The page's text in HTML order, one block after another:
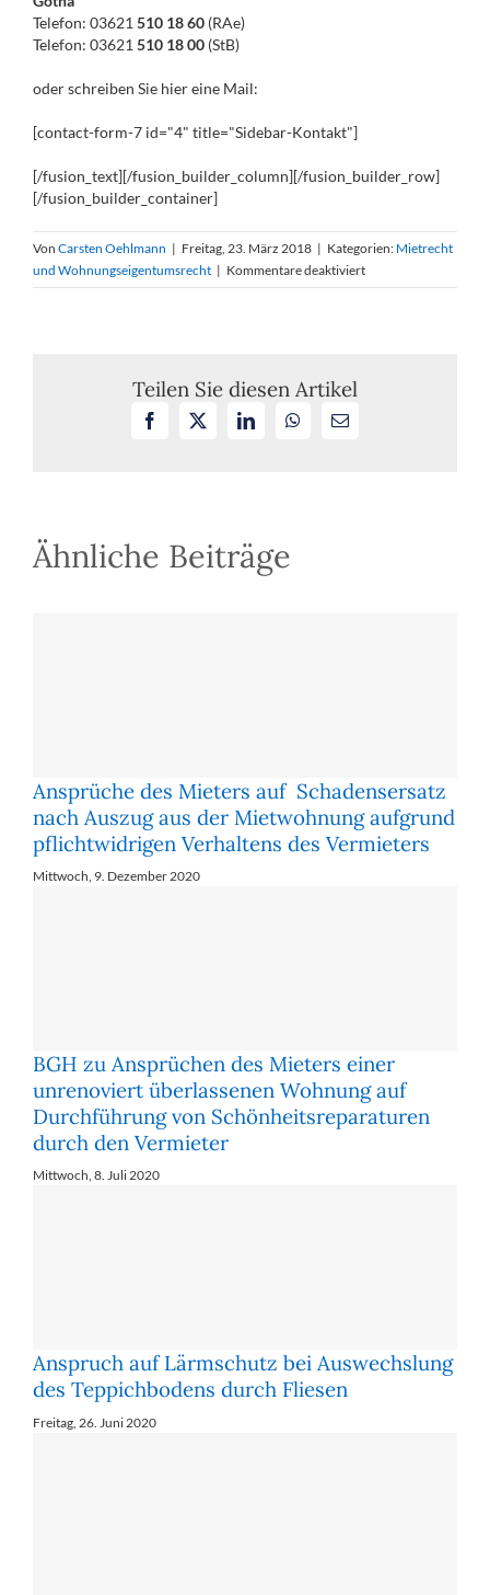
Telefon: 03621 510 18 60 (RAe)
Telefon: 03621 510 18 00 (StB)
oder schreiben Sie hier eine Mail:
[contact-form-7 id="4" title="Sidebar-Kontakt"]
[/fusion_text][/fusion_builder_column][/fusion_builder_row]
[/fusion_builder_container]
Von Carsten Oehlmann | Freitag, 23. März 2018 | Kategorien: Mietrecht
und Wohnungseigentumsrecht | Kommentare deaktiviertfür
Mietminderung:
Teilen Sie diesen Artikel
Facebook LinkedInWhatsApp
E-
Ähnliche Beiträge
Ansprüche des Mieters auf Schadensersatz
nach Auszug aus der Mietwohnung aufgrund
pflichtwidrigen Verhaltens des Vermieters
Mittwoch, 9. Dezember 2020
BGH zu Ansprüchen des Mieters einer
unrenoviert überlassenen Wohnung auf
Durchführung von Schönheitsreparaturen
durch den Vermieter
Mittwoch, 8. Juli 2020
Anspruch auf Lärmschutz bei Auswechslung
des Teppichbodens durch Fliesen
Freitag, 26. Juni 2020